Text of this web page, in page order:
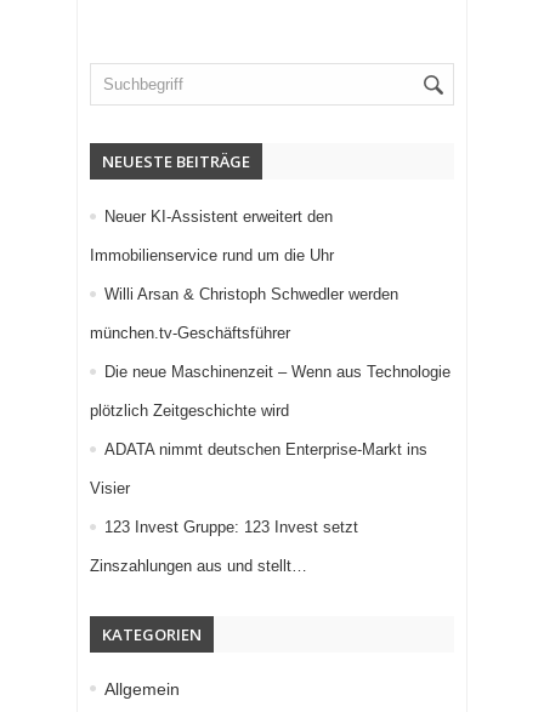
NEUESTE BEITRÄGE
Neuer KI-Assistent erweitert den
Immobilienservice rund um die Uhr
Willi Arsan & Christoph Schwedler werden
münchen.tv-Geschäftsführer
Die neue Maschinenzeit – Wenn aus Technologie
plötzlich Zeitgeschichte wird
ADATA nimmt deutschen Enterprise-Markt ins
Visier
123 Invest Gruppe: 123 Invest setzt
Zinszahlungen aus und stellt…
KATEGORIEN
Allgemein